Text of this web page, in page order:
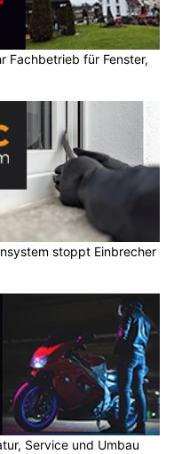
Fachbetrieb für Fenster,
stoppt Einbrecher
Service und Umbau